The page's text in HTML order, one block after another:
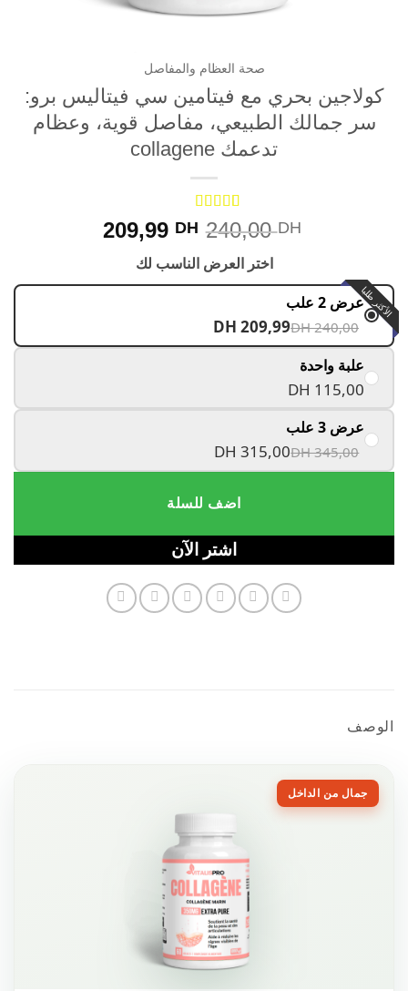
صحة العظام والمفاصل
بحري مع فيتامين سي فيتاليس برو:
جمالك الطبيعي، مفاصل قوية، وعظام
تدعمك collagene
Rated 4
out of 5
1
customer
rating
DH
209,99
اختر العرض الناسب لك
عرض 2 علب
DH 240,00
DH 209,99
علبة واحدة
DH 115,00
DH 345,00
DH 315,00
اضف للسلة
من الداخل